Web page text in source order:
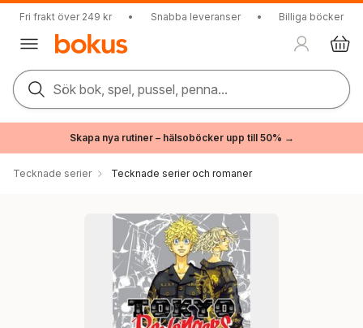
Fri frakt över 249 kr • Snabba leveranser • Billiga böcker
Sök bok, spel, pussel, penna...
Skapa nya rutiner – hälsoböcker upp till 50% →
Tecknade serier Tecknade serier och romaner